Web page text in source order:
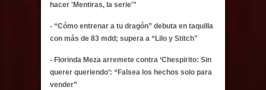
hacer 'Mentiras, la serie'"
- “Cómo entrenar a tu dragón” debuta en taquilla
con más de 83 mdd; supera a “Lilo y Stitch"
- Florinda Meza arremete contra ‘Chespirito: Sin
querer queriendo’: “Falsea los hechos solo para
vender”